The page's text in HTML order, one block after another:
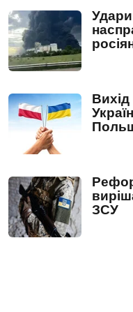
Вихід
ЗСУ